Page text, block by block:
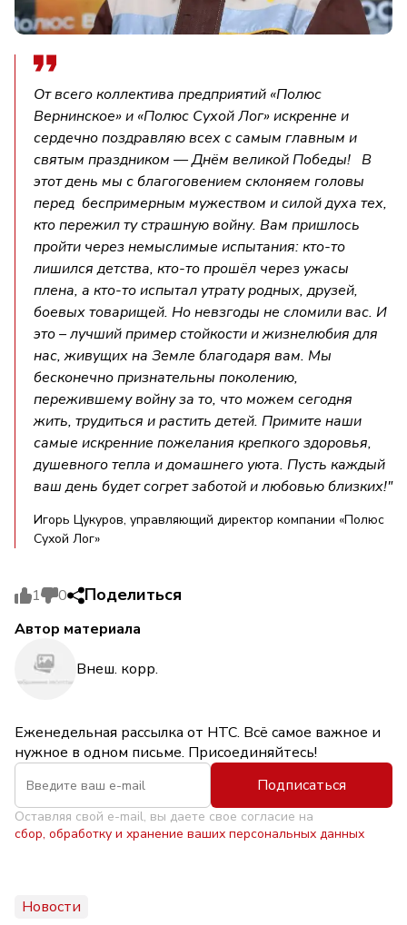
От всего коллектива предприятий «Полюс
Вернинское» и «Полюс Сухой Лог» искренне и
сердечно поздравляю всех с самым главным и
святым праздником — Днём великой Победы! В
этот день мы с благоговением склоняем головы
перед беспримерным мужеством и силой духа тех,
кто пережил ту страшную войну. Вам пришлось
пройти через немыслимые испытания: кто-то
лишился детства, кто-то прошёл через ужасы
плена, а кто-то испытал утрату родных, друзей,
боевых товарищей. Но невзгоды не сломили вас. И
это – лучший пример стойкости и жизнелюбия для
нас, живущих на Земле благодаря вам. Мы
бесконечно признательны поколению,
пережившему войну за то, что можем сегодня
жить, трудиться и растить детей. Примите наши
самые искренние пожелания крепкого здоровья,
душевного тепла и домашнего уюта. Пусть каждый
ваш день будет согрет заботой и любовью близких!"
Игорь Цукуров, управляющий директор компании «Полюс
Сухой Лог»
1 0 Поделиться
Автор материала
Внеш. корр.
Еженедельная рассылка от НТС. Всё самое важное и
нужное в одном письме. Присоединяйтесь!
Подписаться
Оставляя свой e-mail, вы даете свое согласие на
сбор, обработку и хранение ваших персональных данных
Новости